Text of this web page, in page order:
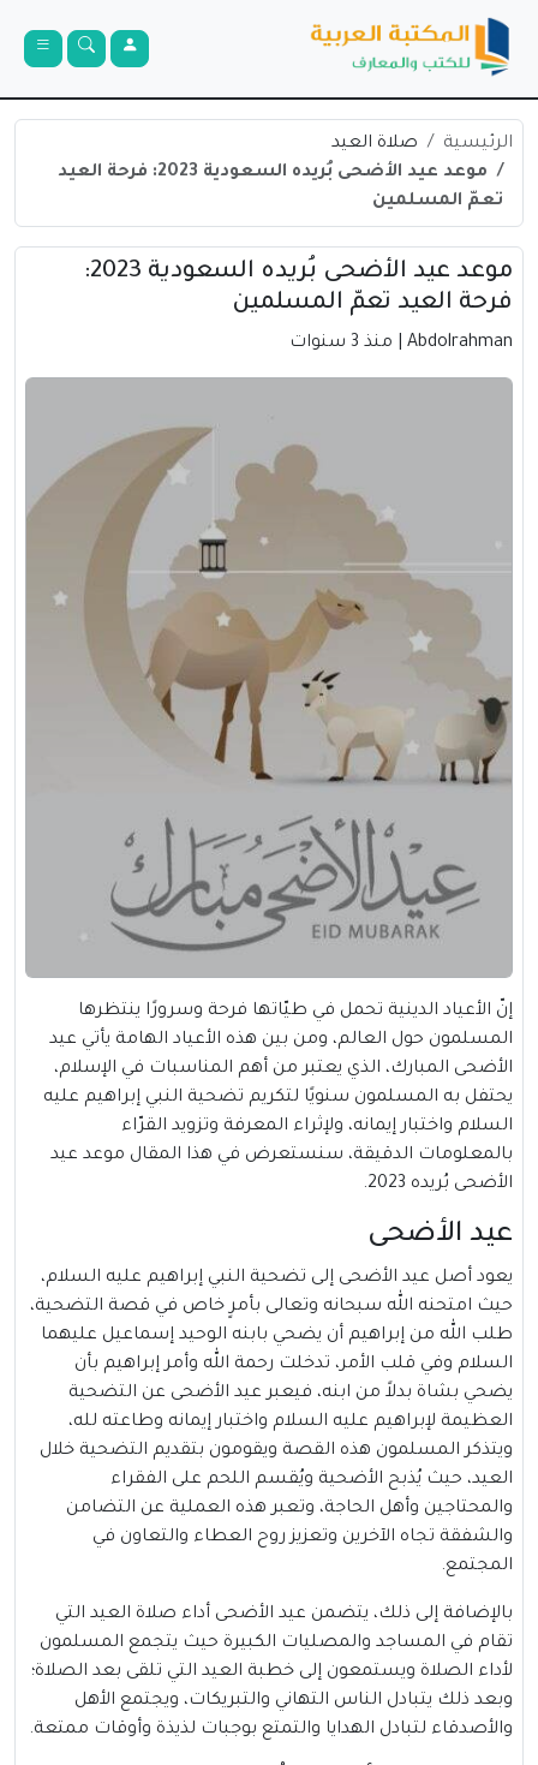
الرئيسية
صلاة العيد
موعد عيد الأضحى بُريده السعودية 2023: فرحة العيد
تعمّ المسلمين
موعد عيد الأضحى بُريده السعودية 2023:
فرحة العيد تعمّ المسلمين
Abdolrahman | منذ 3 سنوات
إنّ الأعياد الدينية تحمل في طيّاتها فرحة وسرورًا ينتظرها
المسلمون حول العالم، ومن بين هذه الأعياد الهامة يأتي عيد
الأضحى المبارك، الذي يعتبر من أهم المناسبات في الإسلام،
يحتفل به المسلمون سنويًا لتكريم تضحية النبي إبراهيم عليه
السلام واختبار إيمانه، ولإثراء المعرفة وتزويد القرّاء
بالمعلومات الدقيقة، سنستعرض في هذا المقال موعد عيد
الأضحى بُريده 2023.
عيد الأضحى
يعود أصل عيد الأضحى إلى تضحية النبي إبراهيم عليه السلام،
حيث امتحنه الله سبحانه وتعالى بأمرٍ خاص في قصة التضحية،
طلب الله من إبراهيم أن يضحي بابنه الوحيد إسماعيل عليهما
السلام وفي قلب الأمر، تدخلت رحمة الله وأمر إبراهيم بأن
يضحي بشاة بدلاً من ابنه، فيعبر عيد الأضحى عن التضحية
العظيمة لإبراهيم عليه السلام واختبار إيمانه وطاعته لله،
ويتذكر المسلمون هذه القصة ويقومون بتقديم التضحية خلال
العيد، حيث يُذبح الأضحية ويُقسم اللحم على الفقراء
والمحتاجين وأهل الحاجة، وتعبر هذه العملية عن التضامن
والشفقة تجاه الآخرين وتعزيز روح العطاء والتعاون في
المجتمع.
بالإضافة إلى ذلك، يتضمن عيد الأضحى أداء صلاة العيد التي
تقام في المساجد والمصليات الكبيرة حيث يتجمع المسلمون
لأداء الصلاة ويستمعون إلى خطبة العيد التي تلقى بعد الصلاة؛
وبعد ذلك يتبادل الناس التهاني والتبريكات، ويجتمع الأهل
والأصدقاء لتبادل الهدايا والتمتع بوجبات لذيذة وأوقات ممتعة.